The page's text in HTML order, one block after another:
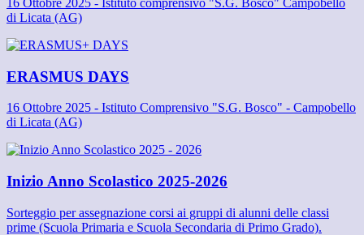
16 Ottobre 2025 - Istituto comprensivo "S.G. Bosco" Campobello
di Licata (AG)
ERASMUS DAYS
16 Ottobre 2025 - Istituto Comprensivo "S.G. Bosco" - Campobello
di Licata (AG)
Inizio Anno Scolastico 2025-2026
Sorteggio per assegnazione corsi ai gruppi di alunni delle classi
prime (Scuola Primaria e Scuola Secondaria di Primo Grado).